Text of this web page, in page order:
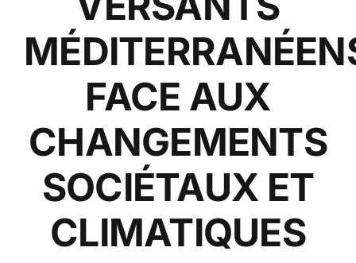
FACE AUX
CHANGEMENTS
SOCIÉTAUX ET
CLIMATIQUES